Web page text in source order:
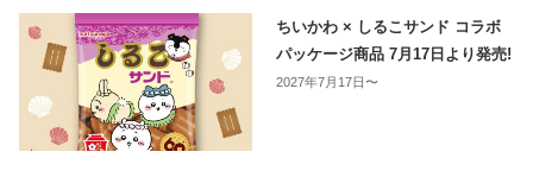
ちいかわ × しるこサンド コラボ
パッケージ商品 7月17日より発売!
2027年7月17日〜